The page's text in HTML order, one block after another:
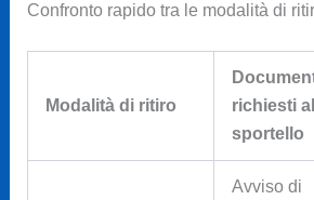
Confronto rapido tra le modalità di
Modalità di ritiro
richiesti
sportello
Avviso di